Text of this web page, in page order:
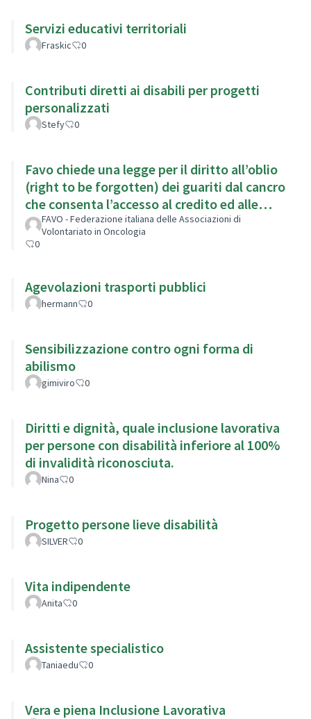
Servizi educativi territoriali
Fraskic 0
Contributi diretti ai disabili per progetti
personalizzati
Stefy 0
Favo chiede una legge per il diritto all’oblio
(right to be forgotten) dei guariti dal cancro
che consenta l’accesso al credito ed alle
assicurazioni
FAVO - Federazione italiana delle Associazioni di
Volontariato in Oncologia
0
Agevolazioni trasporti pubblici
hermann 0
Sensibilizzazione contro ogni forma di
abilismo
gimiviro 0
Diritti e dignità, quale inclusione lavorativa
per persone con disabilità inferiore al 100%
di invalidità riconosciuta.
Nina 0
Progetto persone lieve disabilità
SILVER 0
Vita indipendente
Anita 0
Assistente specialistico
Taniaedu 0
Vera e piena Inclusione Lavorativa